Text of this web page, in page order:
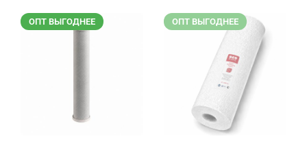
ОПТ ВЫГОДНЕЕ ОПТ ВЫГОДНЕЕ